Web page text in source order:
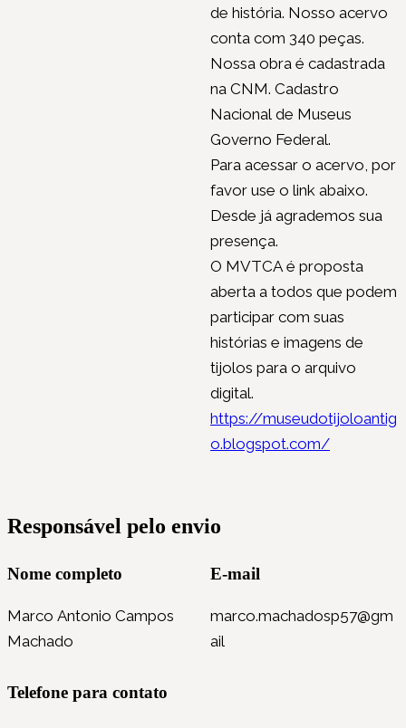
de história. Nosso acervo
conta com 340 peças.
Nossa obra é cadastrada
na CNM. Cadastro
Nacional de Museus
Governo Federal.
Para acessar o acervo, por
favor use o link abaixo.
Desde já agrademos sua
presença.
O MVTCA é proposta
aberta a todos que podem
participar com suas
histórias e imagens de
tijolos para o arquivo
digital.
https://museudotijoloantig
o.blogspot.com/
Responsável pelo envio
Nome completo
Marco Antonio Campos
Machado
Telefone para contato
E-mail
marco.machadosp57@gm
ail